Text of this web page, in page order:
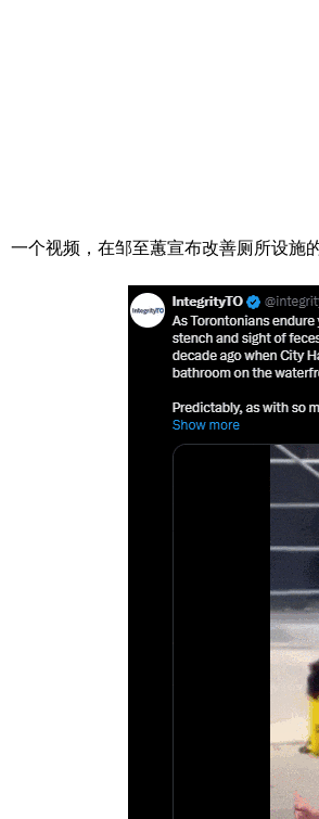
一个视频，在邹至蕙宣布改善厕所设施